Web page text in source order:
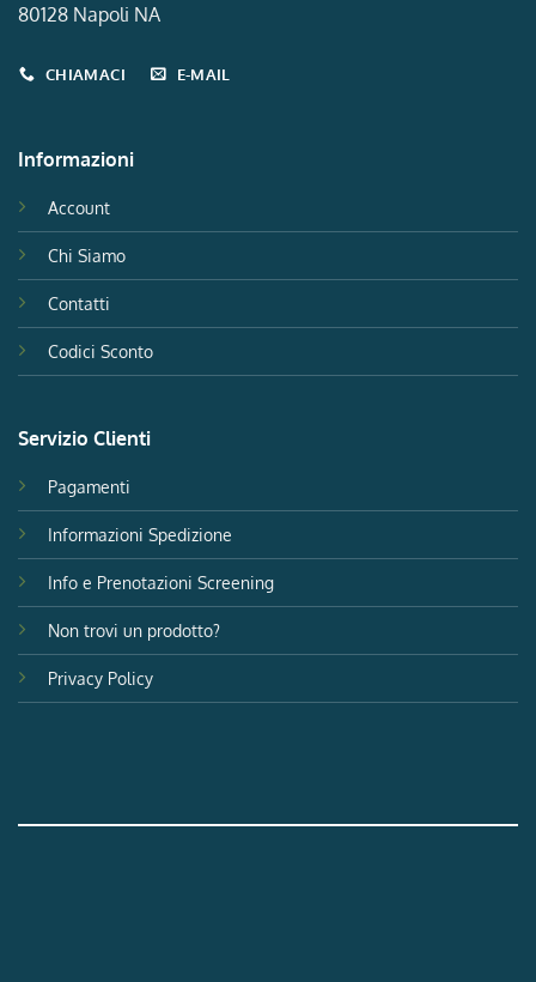
80128 Napoli NA
CHIAMACI E-MAIL
Informazioni
Account
Chi Siamo
Contatti
Codici Sconto
Servizio Clienti
Pagamenti
Informazioni Spedizione
Info e Prenotazioni Screening
Non trovi un prodotto?
Privacy Policy